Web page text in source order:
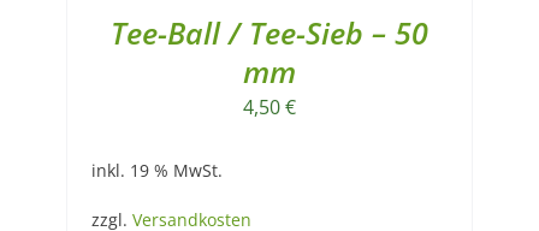
Tee-Ball / Tee-Sieb – 50
mm
4,50€
inkl. 19 % MwSt.
zzgl. Versandkosten